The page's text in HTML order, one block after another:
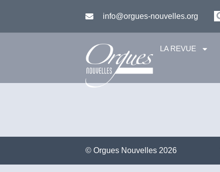
info@orgues-nouvelles.org
LA REVUE
©️ Orgues Nouvelles 2026